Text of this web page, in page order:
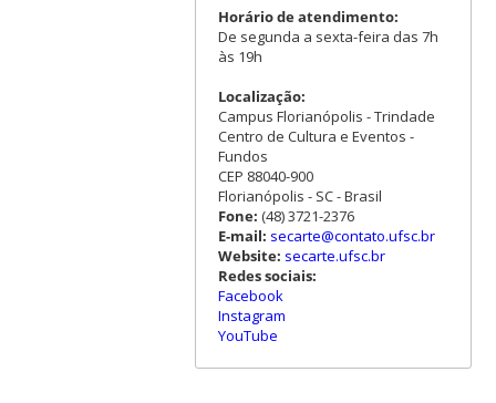
Horário de atendimento:
De segunda a sexta-feira das 7h
às 19h
Localização:
Campus Florianópolis - Trindade
Centro de Cultura e Eventos -
Fundos
CEP 88040-900
Florianópolis - SC - Brasil
Fone: (48) 3721-2376
E-mail: secarte@contato.ufsc.br
Website: secarte.ufsc.br
Redes sociais:
Facebook
Instagram
YouTube